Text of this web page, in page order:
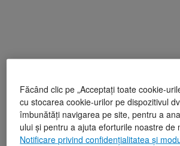
Făcând clic pe „Acceptați toate cookie-
cu stocarea cookie-urilor pe dispozitivul
îmbunătăți navigarea pe site, pentru a
ului și pentru a ajuta eforturile noastre de
Notificare privind confidențialitatea și